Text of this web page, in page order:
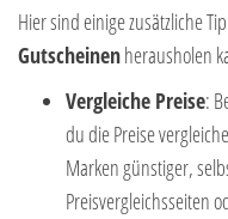
Hier sind einige zusätzliche
Gutscheinenherausholen
Vergleiche Preise:
du die Preise
Marken günstiger,
Preisvergleichsseiten